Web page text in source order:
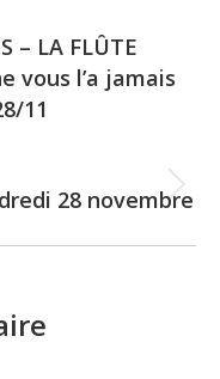
– LA FLÛTE
vous l’a jamais
11
28 novembre